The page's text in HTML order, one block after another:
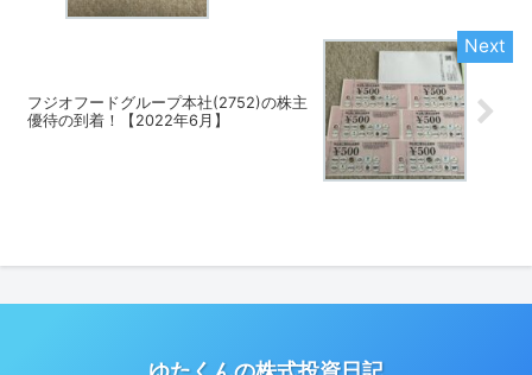
フジオフードグループ本社(2752)の株主
優待の到着！【2022年6月】